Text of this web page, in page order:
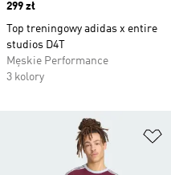
Price
299 zł
Top treningowy adidas x entire
studios D4T
Męskie Performance
3 kolory